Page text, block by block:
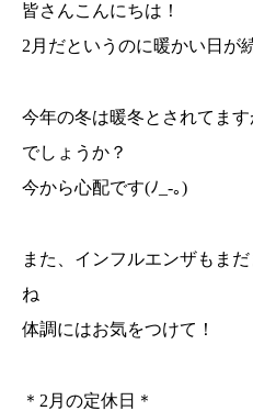
皆さんこんにちは！
2月だというのに暖かい日が
今年の冬は暖冬とされてま
でしょうか？
今から心配です(ﾉ_-｡)
また、インフルエンザもま
ね
体調にはお気をつけて！
＊2月の定休日＊